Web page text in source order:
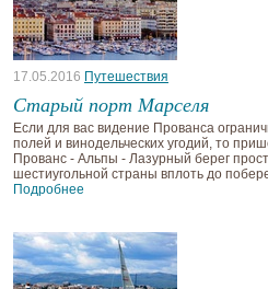
17.05.2016 Путешествия
Старый порт Марселя
Если для вас видение Прованса
полей и винодельческих угодий, то
Прованс - Альпы - Лазурный берег
шестиугольной страны вплоть до
Подробнее